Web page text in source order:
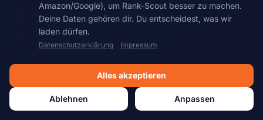
Amazon/Google), um Rank-Scout besser zu machen.
Deine Daten gehören dir. Du entscheidest, was wir
laden dürfen.
Datenschutzerklärung Impressum
Alles akzeptieren
Ablehnen Anpassen
Rank-Scout hilft dir, Tarifmerkmale,
Anbieterinformationen und häufige
Nutzerfragen strukturiert zu prüfen – sachlich,
übersichtlich & redaktionell eingeordnet.
SOCIAL MEDIA
FacebookInstagram